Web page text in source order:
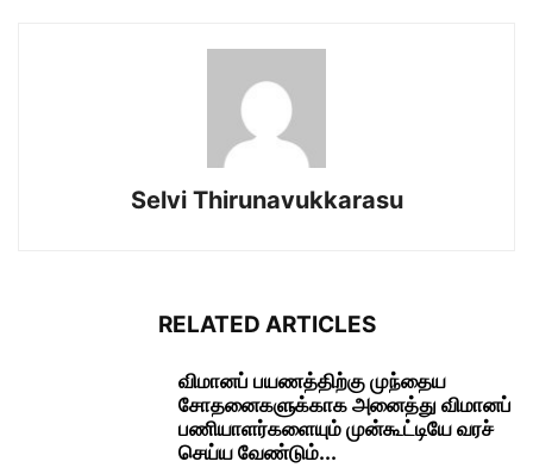
Selvi Thirunavukkarasu
RELATED ARTICLES
விமானப் பயணத்திற்கு முந்தைய
சோதனைகளுக்காக அனைத்து விமானப்
பணியாளர்களையும் முன்கூட்டியே வரச்
செய்ய வேண்டும்...